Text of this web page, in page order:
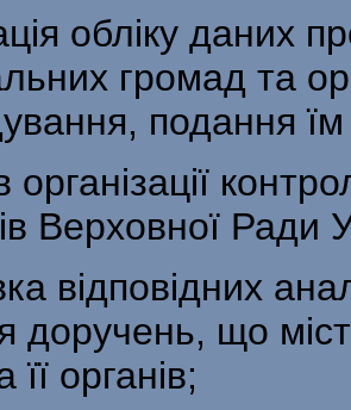
обліку даних
громад та
подання
організації
Верховної Ради
відповідних
доручень, що
її органів;